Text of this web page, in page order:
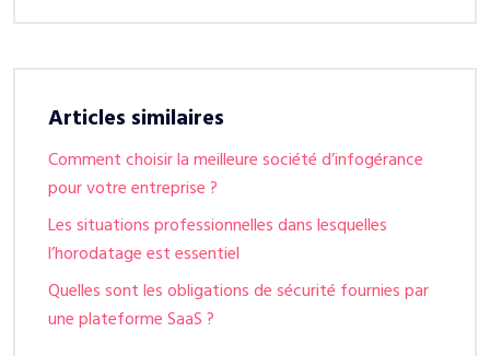
Articles similaires
Comment choisir la meilleure société d’infogérance
pour votre entreprise ?
Les situations professionnelles dans lesquelles
l’horodatage est essentiel
Quelles sont les obligations de sécurité fournies par
une plateforme SaaS ?